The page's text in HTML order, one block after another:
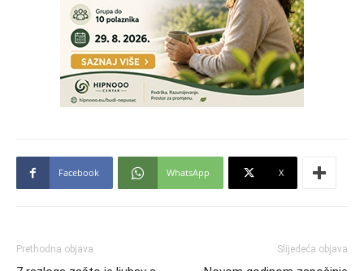
Facebook WhatsApp X
Prethodna objava Slijedeća objava